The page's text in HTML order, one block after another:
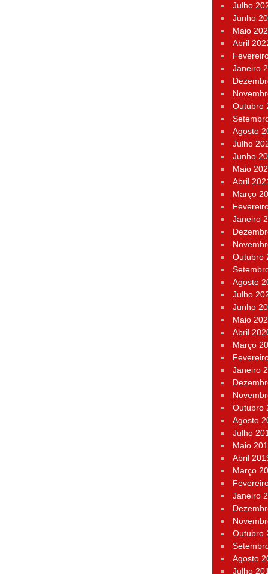
Julho
Junho
Maio
Abril
Janeiro
Outubro
Agosto
Julho
Junho
Maio
Abril
Março
Janeiro
Outubro
Agosto
Julho
Junho
Maio
Abril
Março
Janeiro
Outubro
Agosto
Julho
Maio
Abril
Março
Janeiro
Outubro
Agosto
Julho